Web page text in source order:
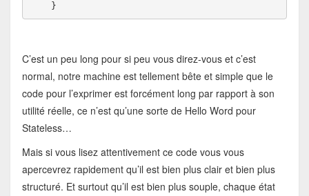
    }
C’est un peu long pour si peu vous direz-vous et c’est
normal, notre machine est tellement bête et simple que le
code pour l’exprimer est forcément long par rapport à son
utilité réelle, ce n’est qu’une sorte de Hello Word pour
Stateless…
Mais si vous lisez attentivement ce code vous vous
apercevrez rapidement qu’il est bien plus clair et bien plus
structuré. Et surtout qu’il est bien plus souple, chaque état